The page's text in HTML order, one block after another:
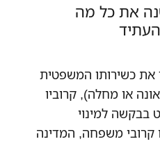
את כל מה
כשירותו המשפטית
או מחלה), קרוביו
בבקשה למינוי
קרובי משפחה, המדינה